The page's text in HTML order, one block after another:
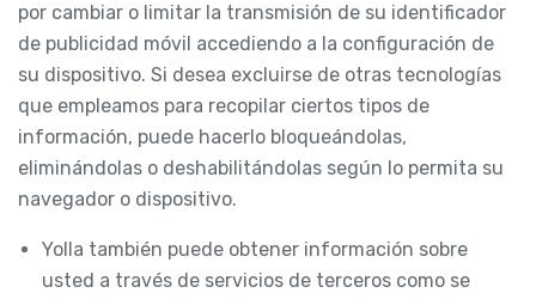
por cambiar o limitar la transmisión de su identificador
de publicidad móvil accediendo a la configuración de
su dispositivo. Si desea excluirse de otras tecnologías
que empleamos para recopilar ciertos tipos de
información, puede hacerlo bloqueándolas,
eliminándolas o deshabilitándolas según lo permita su
navegador o dispositivo.
Yolla también puede obtener información sobre
usted a través de servicios de terceros como se